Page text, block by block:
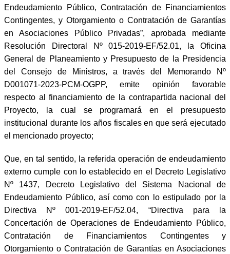
Endeudamiento Público, Contratación de Financiamientos
Contingentes, y Otorgamiento o Contratación de Garantías
en Asociaciones Público Privadas”, aprobada mediante
Resolución Directoral Nº 015-2019-EF/52.01, la Oficina
General de Planeamiento y Presupuesto de la Presidencia
del Consejo de Ministros, a través del Memorando Nº
D001071-2023-PCM-OGPP, emite opinión favorable
respecto al financiamiento de la contrapartida nacional del
Proyecto, la cual se programará en el presupuesto
institucional durante los años fiscales en que será ejecutado
el mencionado proyecto;
Que, en tal sentido, la referida operación de endeudamiento
externo cumple con lo establecido en el Decreto Legislativo
Nº 1437, Decreto Legislativo del Sistema Nacional de
Endeudamiento Público, así como con lo estipulado por la
Directiva Nº 001-2019-EF/52.04, “Directiva para la
Concertación de Operaciones de Endeudamiento Público,
Contratación de Financiamientos Contingentes y
Otorgamiento o Contratación de Garantías en Asociaciones